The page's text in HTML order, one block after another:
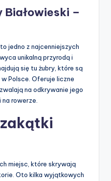
–
jedno z najcenniejszych
unikalną przyrodą i
się tu żubry, które są
Polsce. Oferuje liczne
na odkrywanie jego
rowerze.
miejsc, które skrywają
Oto kilka wyjątkowych